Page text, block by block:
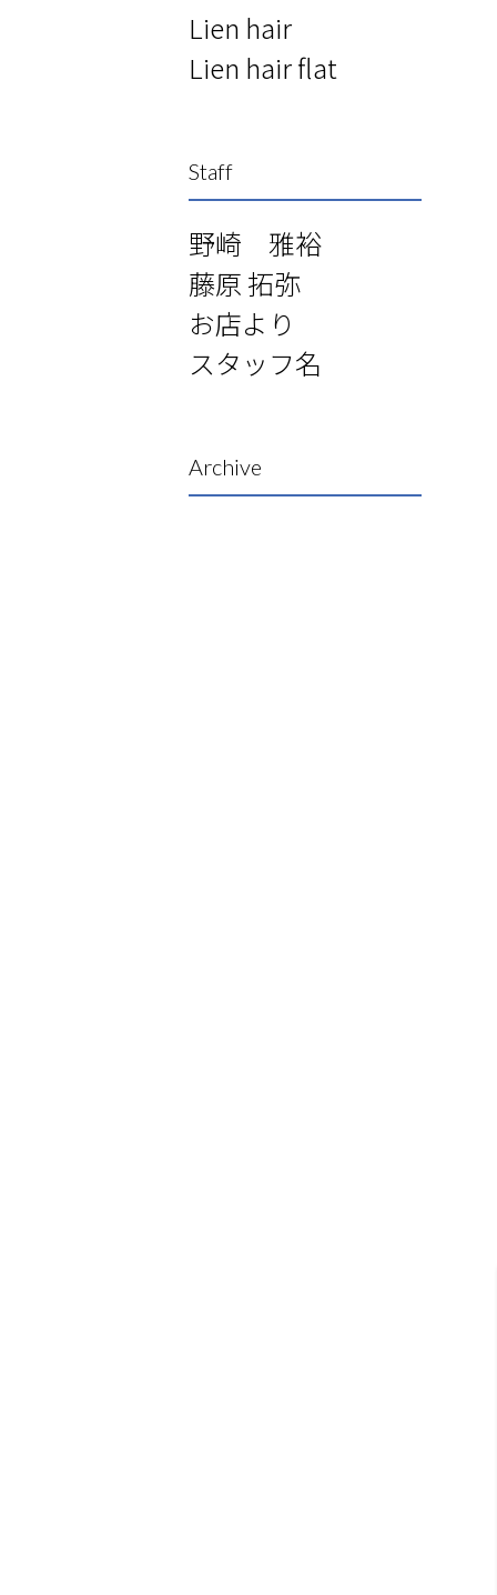
Lien hair
Lien hair flat
Staff
野崎 雅裕
藤原 拓弥
お店より
スタッフ名
Archive